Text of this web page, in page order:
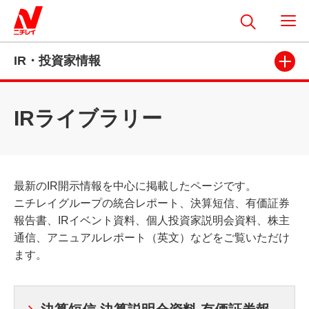
IR・投資家情報
IRライブラリー
最新のIR開示情報を中心に掲載したページです。
ニチレイグループの統合レポート、決算短信、有価証券
報告書、IRイベント資料、個人投資家説明会資料、株主
通信、アニュアルレポート（英文）などをご覧いただけ
ます。